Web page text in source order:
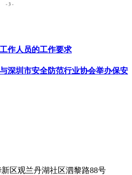
作人员的工作要求
深圳市安全防范行业协会举办保安
区观兰丹湖社区泗黎路88号